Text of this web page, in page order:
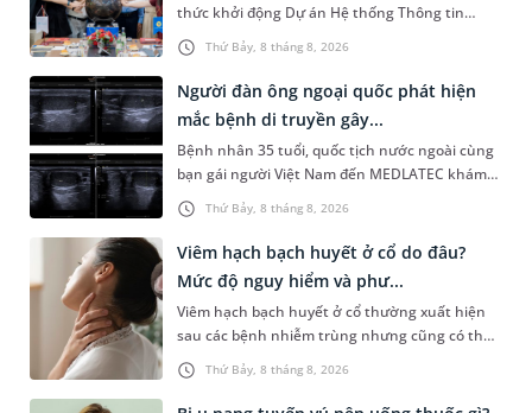
Thứ Bảy, 8 tháng 8, 2026
thức khởi động Dự án Hệ thống Thông tin
Quản lý Bệnh viện (HIS - Hospital Information
System) giai đoạn mới. Dự á...
Thứ Bảy, 8 tháng 8, 2026
Người đàn ông ngoại quốc phát hiện
mắc bệnh di truyền gây...
Bệnh nhân 35 tuổi, quốc tịch nước ngoài cùng
bạn gái người Việt Nam đến MEDLATEC khám
sức khỏe tiền hôn nhân. Qua thăm khám và
làm các xét nghiệm chuyên sâu,...
Thứ Bảy, 8 tháng 8, 2026
Viêm hạch bạch huyết ở cổ do đâu?
Mức độ nguy hiểm và phư...
Viêm hạch bạch huyết ở cổ thường xuất hiện
sau các bệnh nhiễm trùng nhưng cũng có thể
liên quan đến lao hạch hoặc ung thư. Để tìm
hiểu nguyên nhân gây viêm,...